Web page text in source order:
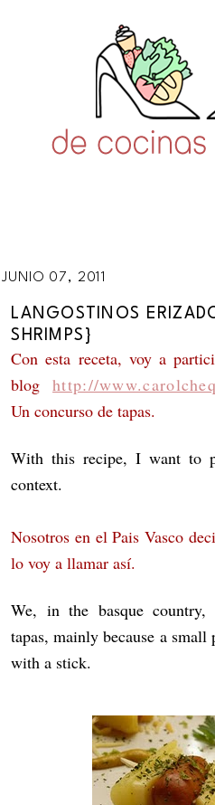
JUNIO 07, 2011
LANGOSTINOS
SHRIMPS}
Con esta receta, voy a
bloghttp://
Un concurso de tapas.
With this recipe, I want to
context.
Nosotros en el Pais Vasco
lo voy a llamar así.
We, in the basque
tapas, mainly because a
with a stick.